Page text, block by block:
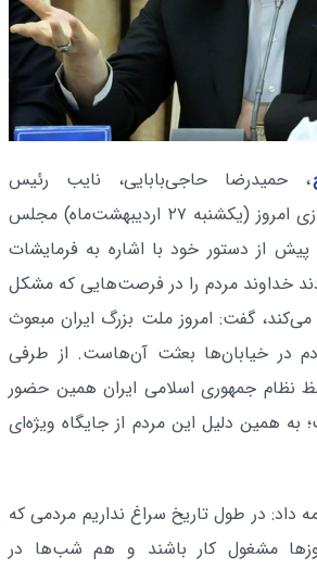
، حمیدرضا حاجی‌بابایی، نایب رئیس
مجلس در نشست مجازی امروز (یکشنبه ۲۷ اردیبهشت‌ماه) مجلس
از دستور خود با اشاره به فرمایشات
خداوند مردم را در فرصت‌هایی که مشکل
گفت: امروز ملت بزرگ ایران مبعوث
در خیابان‌ها بعثت آن‌هاست. از طرفی
نظام جمهوری اسلامی ایران همین حضور
به همین دلیل این مردم از جایگاه ویژه‌ای
در طول تاریخ سراغ نداریم مردمی که
هم روزها مشغول کار باشند و هم شب‌ها در